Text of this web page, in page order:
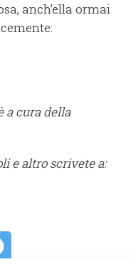
anch’ella ormai
a cura della
e altro scrivete a: